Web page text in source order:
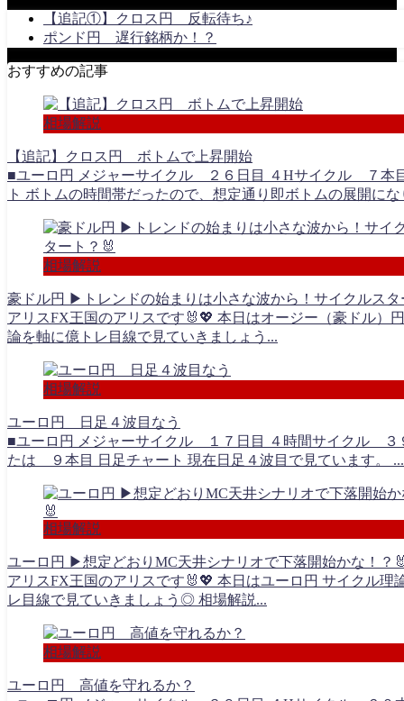
【追記①】クロス円 反転待ち♪
ポンド円 遅行銘柄か！？
おすすめの記事
相場解説
【追記】クロス円 ボトムで上昇開始
■ユーロ円 メジャーサイクル ２６日目 ４Hサイクル ７本
ト ボトムの時間帯だったので、想定通り即ボトムの展開にな
相場解説
豪ドル円 ▶︎トレンドの始まりは小さな波から！サイクルスタ
アリスFX王国のアリスです🐰💖 本日はオージー（豪ドル）
論を軸に億トレ目線で見ていきましょう...
相場解説
ユーロ円 日足４波目なう
■ユーロ円 メジャーサイクル １７日目 ４時間サイクル
たは ９本目 日足チャート 現在日足４波目で見ています。 ...
相場解説
ユーロ円 ▶︎想定どおりMC天井シナリオで下落開始かな！？
アリスFX王国のアリスです🐰💖 本日はユーロ円 サイクル理
レ目線で見ていきましょう◎ 相場解説...
相場解説
ユーロ円 高値を守れるか？